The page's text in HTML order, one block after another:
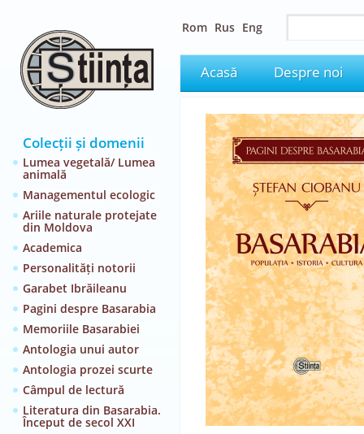
Colecții și domenii
Lumea vegetală/ Lumea
animală
Managementul ecologic
Ariile naturale protejate
din Moldova
Academica
Personalități notorii
Garabet Ibrăileanu
Pagini despre Basarabia
Memoriile Basarabiei
Antologia unui autor
Antologia prozei scurte
Câmpul de lectură
Literatura din Basarabia.
Început de secol XXI
Rom Rus Eng
Acasă Despre noi